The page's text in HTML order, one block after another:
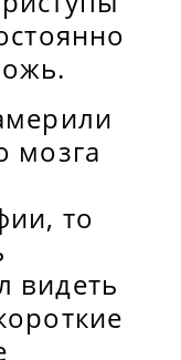
мозга
то
видеть